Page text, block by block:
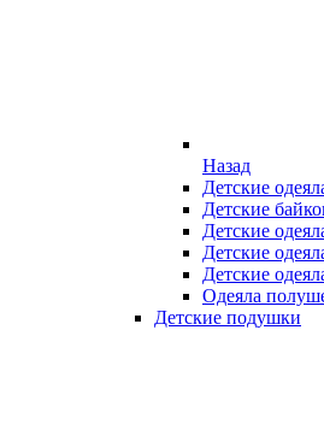
Назад
Детские
Детские
Детские
Детские
Детские
Одеяла
Детские подушки